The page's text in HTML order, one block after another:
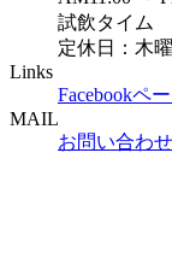
試飲タイム
定休日：木
Links
Facebookペ
MAIL
お問い合わ